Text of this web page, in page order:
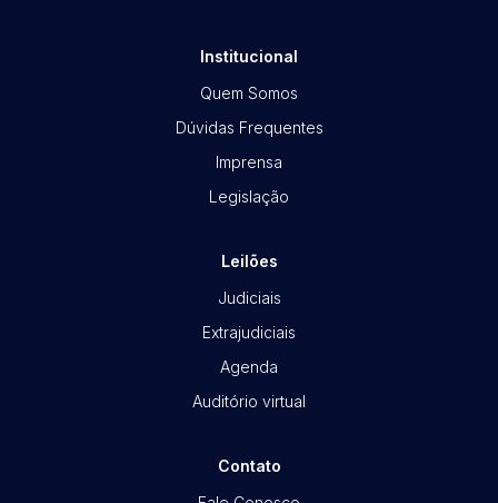
Institucional
Quem Somos
Dúvidas Frequentes
Imprensa
Legislação
Leilões
Judiciais
Extrajudiciais
Agenda
Auditório virtual
Contato